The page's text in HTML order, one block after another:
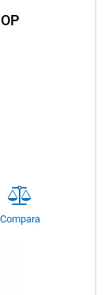
Compara